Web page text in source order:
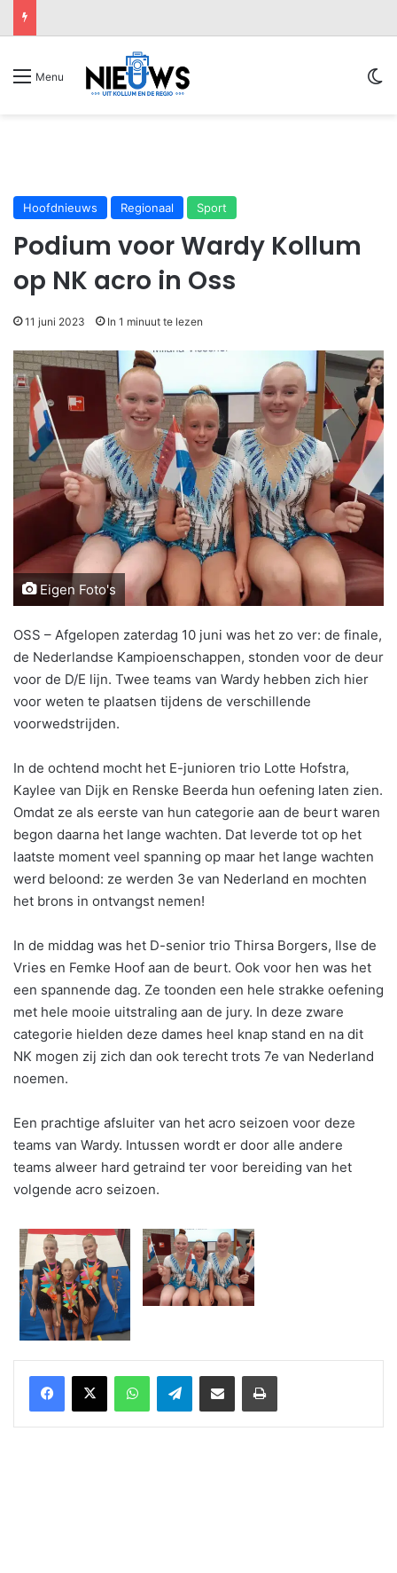
Menu
Hoofdnieuws Regionaal Sport
Podium voor Wardy Kollum
op NK acro in Oss
11 juni 2023 In 1 minuut te lezen
Eigen Foto's
OSS – Afgelopen zaterdag 10 juni was het zo ver: de finale,
de Nederlandse Kampioenschappen, stonden voor de deur
voor de D/E lijn. Twee teams van Wardy hebben zich hier
voor weten te plaatsen tijdens de verschillende
voorwedstrijden.
In de ochtend mocht het E-junioren trio Lotte Hofstra,
Kaylee van Dijk en Renske Beerda hun oefening laten zien.
Omdat ze als eerste van hun categorie aan de beurt waren
begon daarna het lange wachten. Dat leverde tot op het
laatste moment veel spanning op maar het lange wachten
werd beloond: ze werden 3e van Nederland en mochten
het brons in ontvangst nemen!
In de middag was het D-senior trio Thirsa Borgers, Ilse de
Vries en Femke Hoof aan de beurt. Ook voor hen was het
een spannende dag. Ze toonden een hele strakke oefening
met hele mooie uitstraling aan de jury. In deze zware
categorie hielden deze dames heel knap stand en na dit
NK mogen zij zich dan ook terecht trots 7e van Nederland
noemen.
Een prachtige afsluiter van het acro seizoen voor deze
teams van Wardy. Intussen wordt er door alle andere
teams alweer hard getraind ter voor bereiding van het
volgende acro seizoen.
WhatsAppTelegramDelen via Email Print